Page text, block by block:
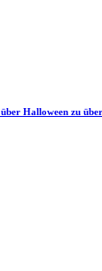
Halloween zu